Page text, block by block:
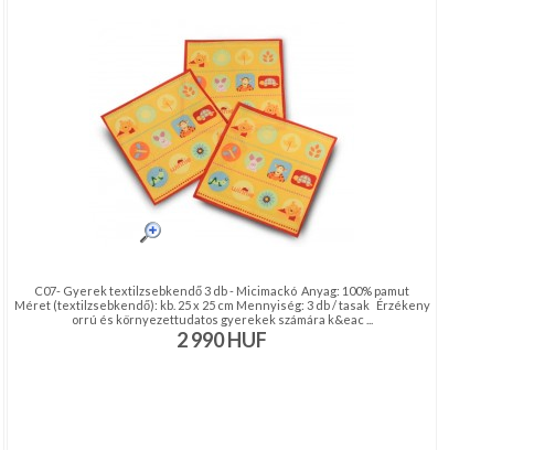
C07- Gyerek textilzsebkendő 3 db - Micimackó Anyag: 100% pamut
Méret (textilzsebkendő): kb. 25 x 25 cm Mennyiség: 3 db / tasak Érzékeny
orrú és környezettudatos gyerekek számára k&eac ...
2 990HUF